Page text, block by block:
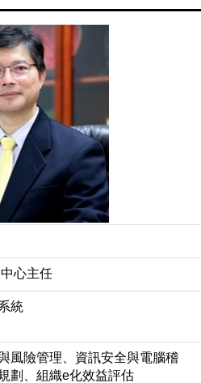
心主任
統
風險管理、資訊安全與電腦稽
劃、組織e化效益評估